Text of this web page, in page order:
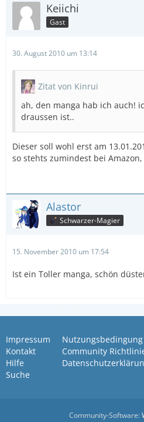
Keiichi
Gast
30. August 2010 um 13:14
Zitat von Kinrui
ah, den manga hab ich auch!
draussen ist..
Dieser soll wohl erst am
so stehts zumindest bei Amazon,
Alastor
Schwarzer-Magier
15. November 2010 um 17:54
Ist ein Toller manga, schön
Impressum
Kontakt
Hilfe
Suche
Nutzungsbedingung
Community
Community-Software: